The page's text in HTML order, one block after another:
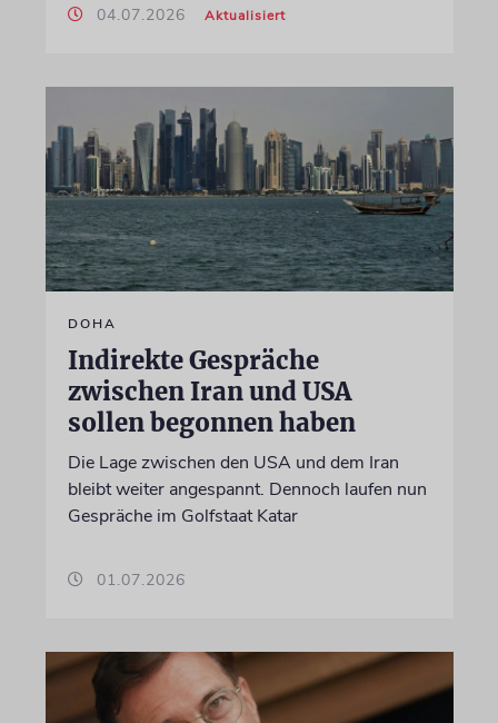
04.07.2026 Aktualisiert
DOHA
Indirekte Gespräche
zwischen Iran und USA
sollen begonnen haben
Die Lage zwischen den USA und dem Iran
bleibt weiter angespannt. Dennoch laufen nun
Gespräche im Golfstaat Katar
01.07.2026